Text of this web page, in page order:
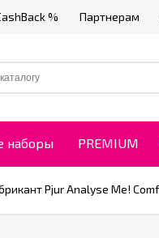
% Партнерам
наборы PREMIUM
Pjur Analyse Me!